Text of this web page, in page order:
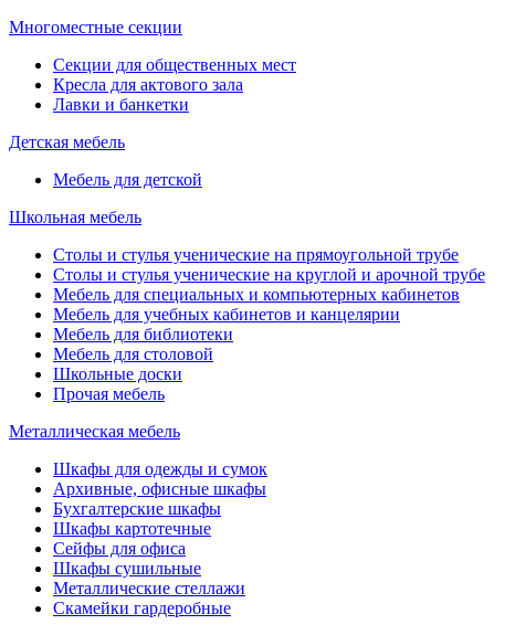
Многоместные секции
Секции для общественных мест
Кресла для актового зала
Лавки и банкетки
Детская мебель
Мебель для детской
Школьная мебель
Столы и стулья ученические на прямоугольной трубе
Столы и стулья ученические на круглой и арочной трубе
Мебель для специальных и компьютерных кабинетов
Мебель для учебных кабинетов и канцелярии
Мебель для библиотеки
Мебель для столовой
Школьные доски
Прочая мебель
Металлическая мебель
Шкафы для одежды и сумок
Архивные, офисные шкафы
Бухгалтерские шкафы
Шкафы картотечные
Сейфы для офиса
Шкафы сушильные
Металлические стеллажи
Скамейки гардеробные